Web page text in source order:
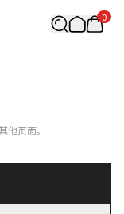
0
他页面。